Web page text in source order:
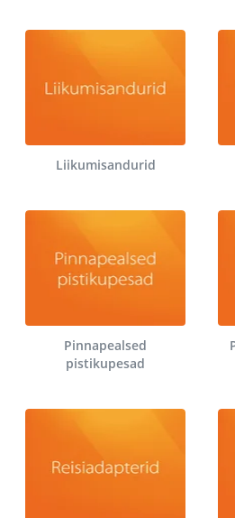
Liikumisandurid
Pinnapealsed
pistikupesad